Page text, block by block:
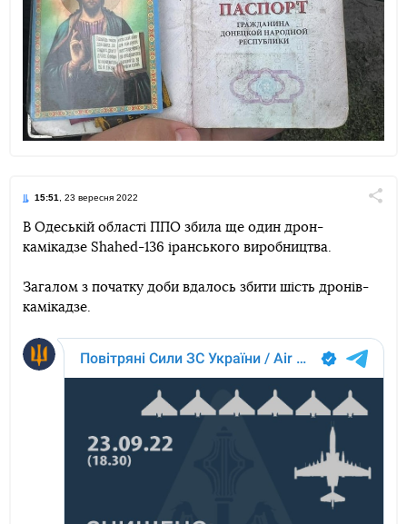
15:51 , 23 вересня 2022
TelegramFacebookTwitter
В Одеській області ППО збила ще один дрон-
камікадзе Shahed-136 іранського виробництва.
Загалом з початку доби вдалось збити шість дронів-
камікадзе.